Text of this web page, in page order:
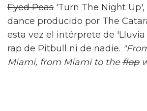
Eyed Peas 'Turn The Night
dance producido por The
esta vez el intérprete de
rap de Pitbull ni de nadie.
Miami, from Miami to theflop